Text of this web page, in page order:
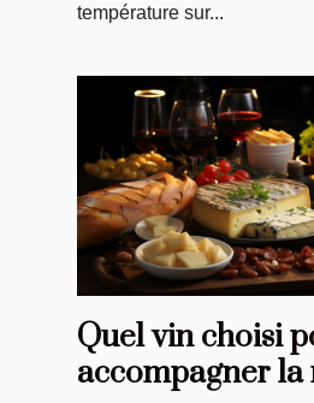
température sur...
Quel vin choisi
accompagner la